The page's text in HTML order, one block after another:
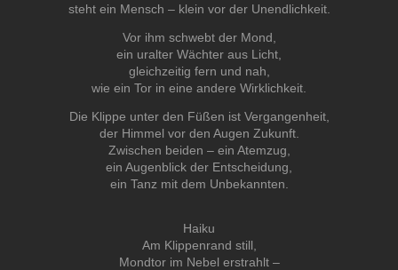
steht ein Mensch – klein vor der Unendlichkeit.
Vor ihm schwebt der Mond,
ein uralter Wächter aus Licht,
gleichzeitig fern und nah,
wie ein Tor in eine andere Wirklichkeit.
Die Klippe unter den Füßen ist Vergangenheit,
der Himmel vor den Augen Zukunft.
Zwischen beiden – ein Atemzug,
ein Augenblick der Entscheidung,
ein Tanz mit dem Unbekannten.
Haiku
Am Klippenrand still,
Mondtor im Nebel erstrahlt –